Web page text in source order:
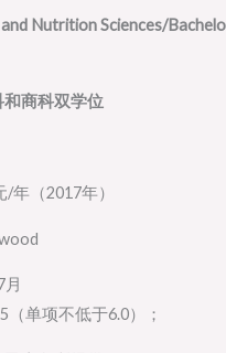
Nutrition Sciences/
商科双学位
年（2017年）
单项不低于6.0）；